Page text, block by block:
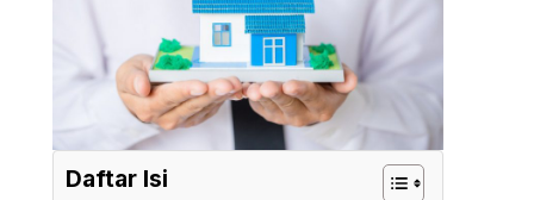
Daftar Isi